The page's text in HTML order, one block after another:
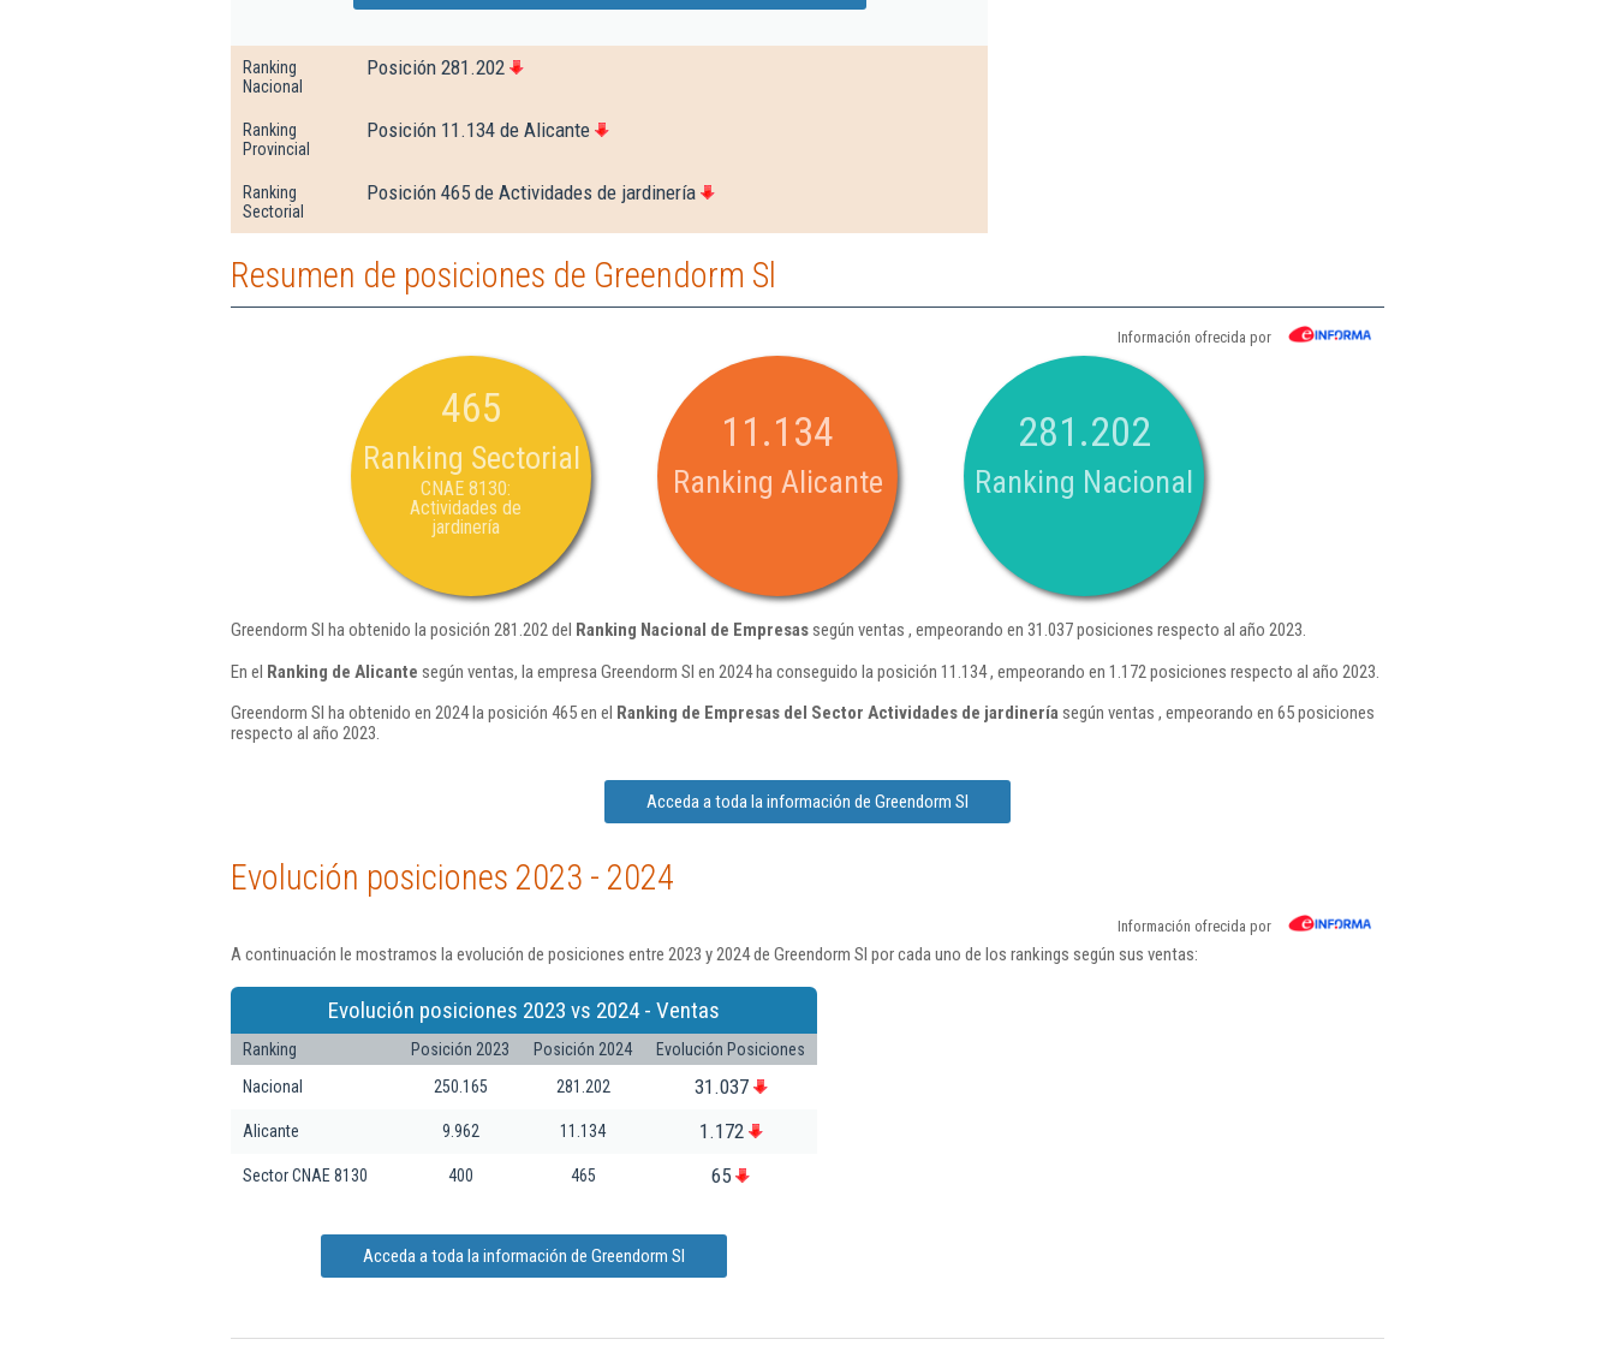
Ranking
Nacional
Posición 281.202
Ranking
Provincial
Posición 11.134 de Alicante
Ranking
Sectorial
Posición 465 de Actividades de jardinería
Resumen de posiciones de Greendorm Sl
Información ofrecida por
465
Ranking Sectorial
CNAE 8130:
Actividades de
jardinería
11.134
Ranking Alicante
281.202
Ranking Nacional
Greendorm Sl ha obtenido la posición 281.202 del Ranking Nacional de Empresassegún ventas , empeorando en 31.037 posiciones respecto al año 2023.
En el Ranking de Alicante según ventas, la empresa Greendorm Sl en 2024 ha conseguido la posición 11.134 , empeorando en 1.172 posiciones respecto al año 2023.
Greendorm Sl ha obtenido en 2024 la posición 465 en el Ranking de Empresas del Sector Actividades de jardineríasegún ventas , empeorando en 65 posiciones
respecto al año 2023.
Acceda a toda la información de Greendorm Sl
Evolución posiciones 2023 - 2024
Información ofrecida por
A continuación le mostramos la evolución de posiciones entre 2023 y 2024 de Greendorm Sl por cada uno de los rankings según sus ventas:
Evolución posiciones 2023 vs 2024 - Ventas
Ranking Posición 2023 Posición 2024
Evolución Posiciones
Nacional
250.165 281.202 31.037
Alicante 9.962 11.134 1.172
Sector CNAE 8130 400 465 65
Acceda a toda la información de Greendorm Sl